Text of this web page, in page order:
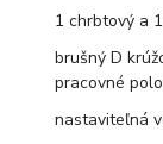
1 chrbtový a
brušný D
pracovné
nastaviteľná